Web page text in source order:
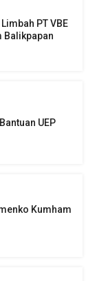
PT VBE
Balikpapan
UEP
Kumham